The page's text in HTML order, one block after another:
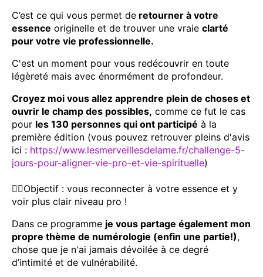
C’est ce qui vous permet de retourner à votre
essence originelle et de trouver une vraie clarté
pour votre vie professionnelle.
C'est un moment pour vous redécouvrir en toute
légèreté mais avec énormément de profondeur.
Croyez moi vous allez apprendre plein de choses et
ouvrir le champ des possibles, comme ce fut le cas
pour les 130 personnes qui ont participé à la
première édition (vous pouvez retrouver pleins d'avis
ici : https://www.lesmerveillesdelame.fr/challenge-5-
jours-pour-aligner-vie-pro-et-vie-spirituelle)
👉🏼Objectif : vous reconnecter à votre essence et y
voir plus clair niveau pro !
Dans ce programme je vous partage également mon
propre thème de numérologie (enfin une partie!),
chose que je n'ai jamais dévoilée à ce degré
d’intimité et de vulnérabilité.